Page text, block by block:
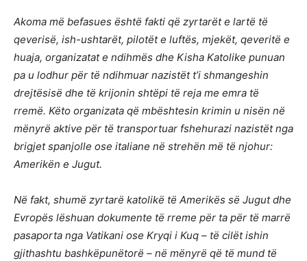
Akoma më befasues është fakti që zyrtarët e lartë të
qeverisë, ish-ushtarët, pilotët e luftës, mjekët, qeveritë e
huaja, organizatat e ndihmës dhe Kisha Katolike punuan
pa u lodhur për të ndihmuar nazistët t’i shmangeshin
drejtësisë dhe të krijonin shtëpi të reja me emra të
rremë. Këto organizata që mbështesin krimin u nisën në
mënyrë aktive për të transportuar fshehurazi nazistët nga
brigjet spanjolle ose italiane në strehën më të njohur:
Amerikën e Jugut.
Në fakt, shumë zyrtarë katolikë të Amerikës së Jugut dhe
Evropës lëshuan dokumente të rreme për ta për të marrë
pasaporta nga Vatikani ose Kryqi i Kuq – të cilët ishin
gjithashtu bashkëpunëtorë – në mënyrë që të mund të